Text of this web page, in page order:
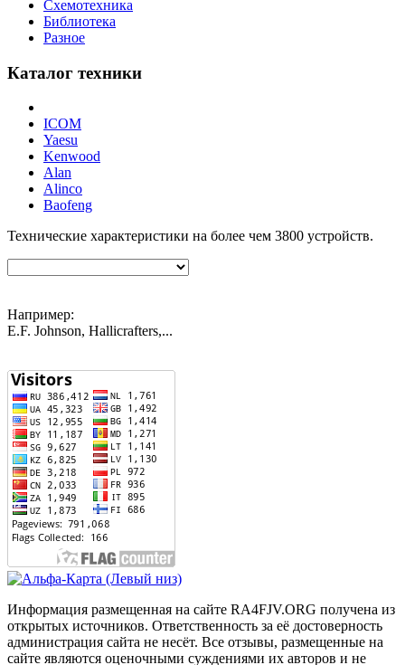
Схемотехника
Библиотека
Разное
Каталог техники
ICOM
Yaesu
Kenwood
Alan
Alinco
Baofeng
Технические характеристики на более чем 3800 устройств.
Например:
E.F. Johnson, Hallicrafters,...
Информация размещенная на сайте RA4FJV.ORG получена из
открытых источников. Ответственность за её достоверность
администрация сайта не несёт. Все отзывы, размещенные на
сайте являются оценочными суждениями их авторов и не